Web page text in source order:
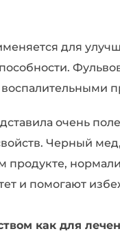
для
очень
Черный мед,
продукте,
и помогают
как для